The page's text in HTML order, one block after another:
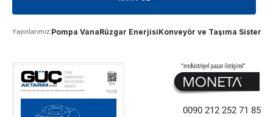
Yayınlarımız:Pompa VanaRüzgar EnerjisiKonveyör ve Taşıma
0090 212 252 71 85